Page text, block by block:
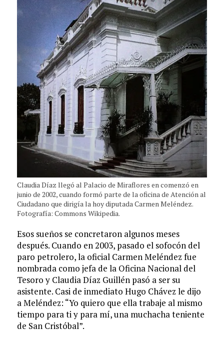
Claudia Díaz llegó al Palacio de Miraflores en comenzó en
junio de 2002, cuando formó parte de la oficina de Atención al
Ciudadano que dirigía la hoy diputada Carmen Meléndez.
Fotografía: Commons Wikipedia.
Esos sueños se concretaron algunos meses
después. Cuando en 2003, pasado el sofocón del
paro petrolero, la oficial Carmen Meléndez fue
nombrada como jefa de la Oficina Nacional del
Tesoro y Claudia Díaz Guillén pasó a ser su
asistente. Casi de inmediato Hugo Chávez le dijo
a Meléndez: “Yo quiero que ella trabaje al mismo
tiempo para ti y para mí, una muchacha teniente
de San Cristóbal”.